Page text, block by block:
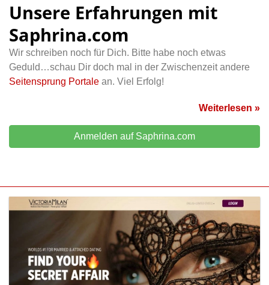
Unsere Erfahrungen mit
Saphrina.com
Wir schreiben noch für Dich. Bitte habe noch etwas
Geduld…schau Dir doch mal in der Zwischenzeit andere
Seitensprung Portale an. Viel Erfolg!
Weiterlesen »
Anmelden auf Saphrina.com